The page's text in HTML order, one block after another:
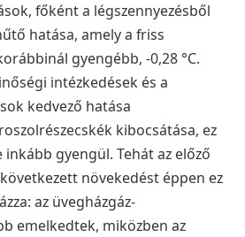
főként a légszennyezésből
hatása, amely a friss
gyengébb, -0,28 °C.
intézkedések és a
kedvező hatása
kibocsátása, ez
gyengül. Tehát az előző
növekedést éppen ez
az üvegházgáz-
emelkedtek, miközben az